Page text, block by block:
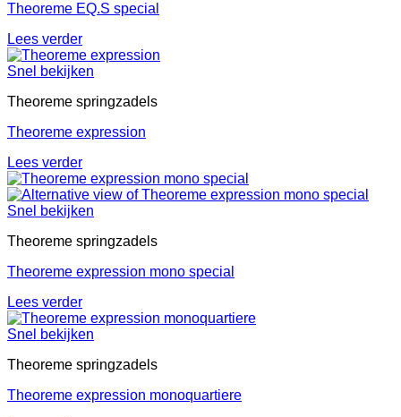
Theoreme EQ.S special
Lees verder
Snel bekijken
Theoreme springzadels
Theoreme expression
Lees verder
Snel bekijken
Theoreme springzadels
Theoreme expression mono special
Lees verder
Snel bekijken
Theoreme springzadels
Theoreme expression monoquartiere